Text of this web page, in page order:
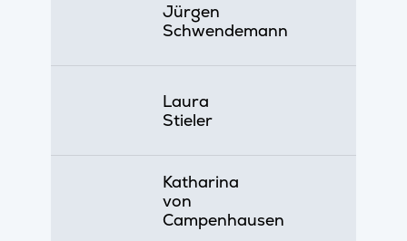
Jürgen
Schwendemann
Laura
Stieler
Katharina
von
Campenhausen